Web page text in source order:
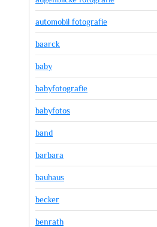
automobil fotografie
baarck
baby
babyfotografie
babyfotos
band
barbara
bauhaus
becker
benrath